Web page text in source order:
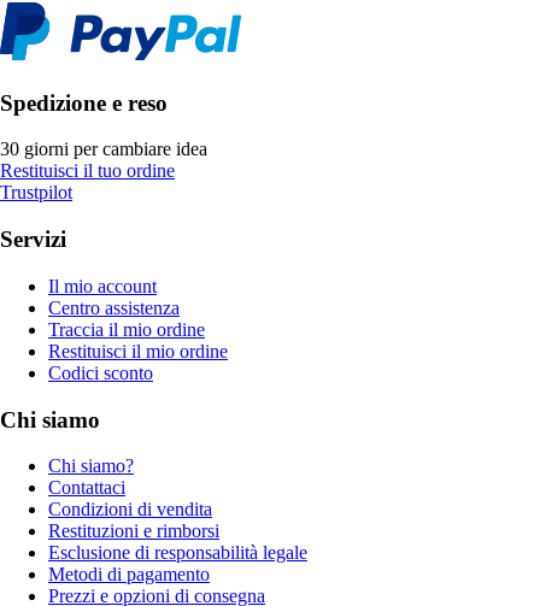
Spedizione e reso
30 giorni per cambiare idea
Restituisci il tuo ordine
Trustpilot
Servizi
Il mio account
Centro assistenza
Traccia il mio ordine
Restituisci il mio ordine
Codici sconto
Chi siamo
Chi siamo?
Contattaci
Condizioni di vendita
Restituzioni e rimborsi
Esclusione di responsabilità legale
Metodi di pagamento
Prezzi e opzioni di consegna